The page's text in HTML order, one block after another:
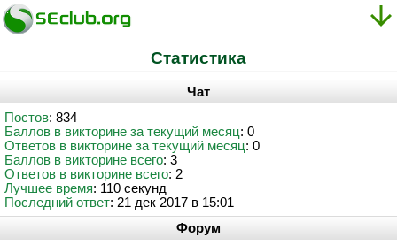
Статистика
Чат
Постов: 834
Баллов в викторине за текущий месяц: 0
Ответов в викторине за текущий месяц: 0
Баллов в викторине всего: 3
Ответов в викторине всего: 2
Лучшее время: 110 секунд
Последний ответ: 21 дек 2017 в 15:01
Форум